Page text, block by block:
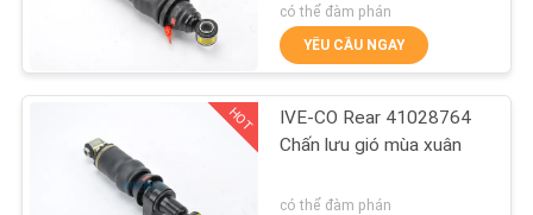
CHÚNG
Lò xo khí công
nghiệp
1489
có thể đàm phán
YÊU CẦU NGAY
HOT
IVE-CO Rear 41028764
Chấn lưu gió mùa xuân
có thể đàm phán